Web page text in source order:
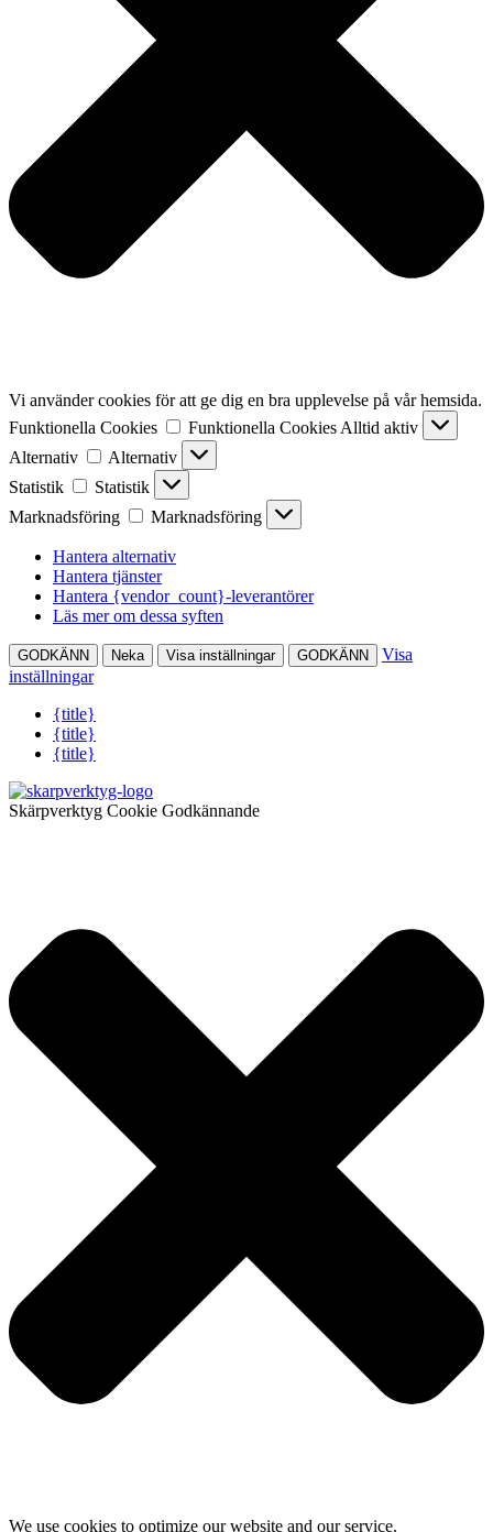
Vi använder cookies för att ge dig en bra upplevelse på vår hemsida.
Funktionella Cookies
Funktionella Cookies Alltid aktiv
Alternativ
Alternativ
Statistik
Statistik
Marknadsföring
Marknadsföring
Hantera alternativ
Hantera tjänster
Hantera {vendor_count}-leverantörer
Läs mer om dessa syften
GODKÄNN Neka Visa inställningar GODKÄNN
Visa
inställningar
{title}
{title}
{title}
Skärpverktyg Cookie Godkännande
We use cookies to optimize our website and our service.